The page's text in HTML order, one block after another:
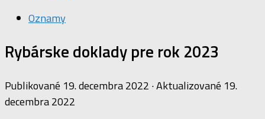
Oznamy
Rybárske doklady pre rok 2023
Publikované 19. decembra 2022 · Aktualizované 19.
decembra 2022